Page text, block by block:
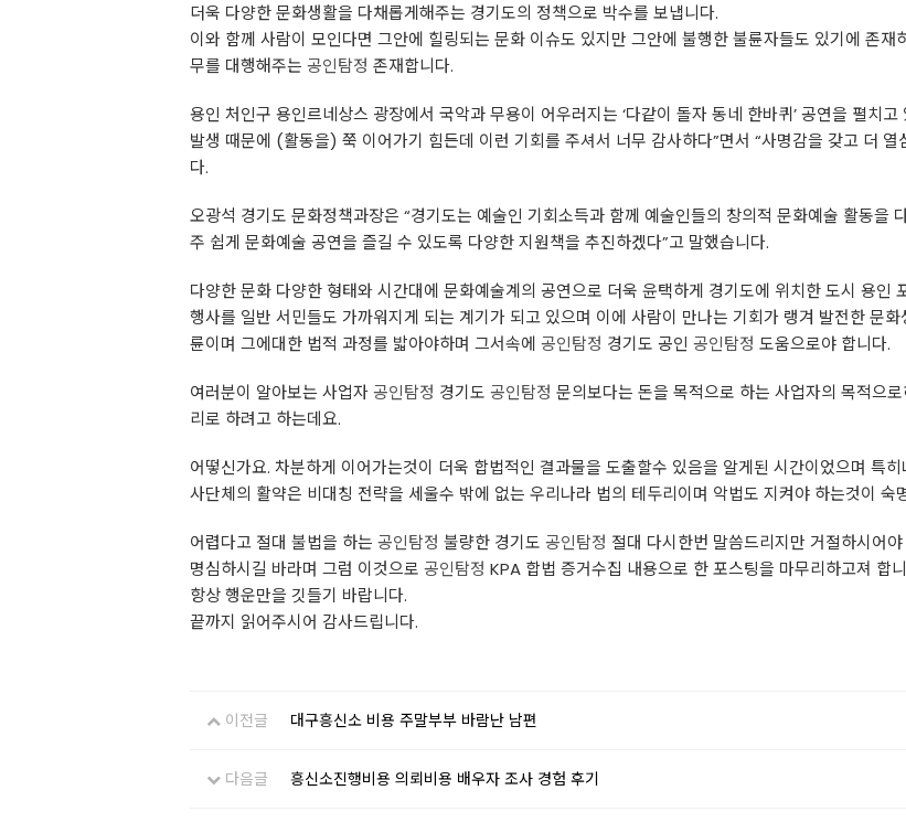
더욱 다양한 문화생활을 다채롭게해주는 경기도의 정책으로 박수를 보냅니다.
이와 함께 사람이 모인다면 그안에 힐링되는 문화 이슈도 있지만 그안에 불행한 불륜자들도 있기에 존재
무를 대행해주는 공인탐정 존재합니다.
용인 처인구 용인르네상스 광장에서 국악과 무용이 어우러지는 ‘다같이 돌자 동네 한바퀴’ 공연을 펼치
발생 때문에 (활동을) 쭉 이어가기 힘든데 이런 기회를 주셔서 너무 감사하다”면서 “사명감을 갖고 더
다.
오광석 경기도 문화정책과장은 “경기도는 예술인 기회소득과 함께 예술인들의 창의적 문화예술 활동을
주 쉽게 문화예술 공연을 즐길 수 있도록 다양한 지원책을 추진하겠다”고 말했습니다.
다양한 문화 다양한 형태와 시간대에 문화예술계의 공연으로 더욱 윤택하게 경기도에 위치한 도시 용인
행사를 일반 서민들도 가까워지게 되는 계기가 되고 있으며 이에 사람이 만나는 기회가 랭겨 발전한 문
륜이며 그에대한 법적 과정를 밟아야하며 그서속에 공인탐정 경기도 공인 공인탐정 도움으로야 합니다.
여러분이 알아보는 사업자공인탐정 경기도 공인탐정 문의보다는 돈을 목적으로 하는 사업자의 목적으
리로 하려고 하는데요.
어떻신가요. 차분하게 이어가는것이 더욱 합법적인 결과물을 도출할수 있음을 알게된 시간이었으며 특
사단체의 활약은 비대칭 전략을 세울수 밖에 없는 우리나라 법의 테두리이며 악법도 지켜야 하는것이 숙
어렵다고 절대 불법을 하는 공인탐정 불량한 경기도 공인탐정 절대 다시한번 말씀드리지만 거절하시어
명심하시길 바라며 그럼 이것으로 공인탐정 KPA 합법 증거수집 내용으로 한 포스팅을 마무리하고져 합
항상 행운만을 깃들기 바랍니다.
끝까지 읽어주시어 감사드립니다.
이전글 대구흥신소 비용 주말부부 바람난 남편
다음글 흥신소진행비용 의뢰비용 배우자 조사 경험 후기